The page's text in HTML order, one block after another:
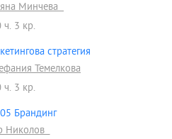
Минчева
ч. 3 кр.
стратегия
Темелкова
ч. 3 кр.
Брандинг
Николов